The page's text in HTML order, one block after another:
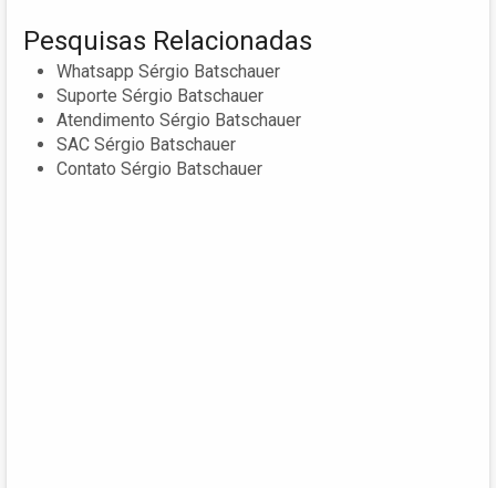
Pesquisas Relacionadas
Whatsapp Sérgio Batschauer
Suporte Sérgio Batschauer
Atendimento Sérgio Batschauer
SAC Sérgio Batschauer
Contato Sérgio Batschauer